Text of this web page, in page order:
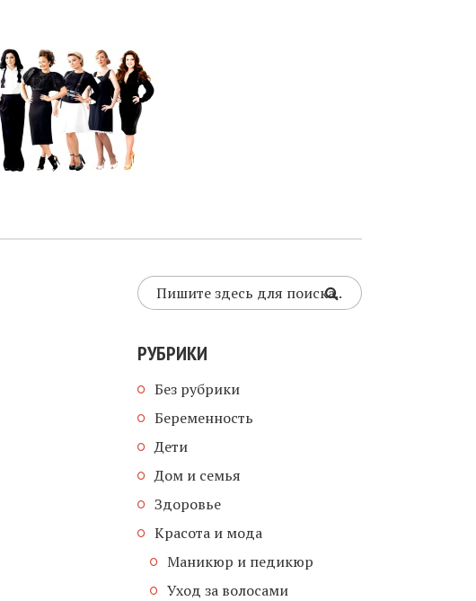
РУБРИКИ
Без рубрики
Беременность
Дети
Дом и семья
Здоровье
Красота и мода
Маникюр и педикюр
Уход за волосами